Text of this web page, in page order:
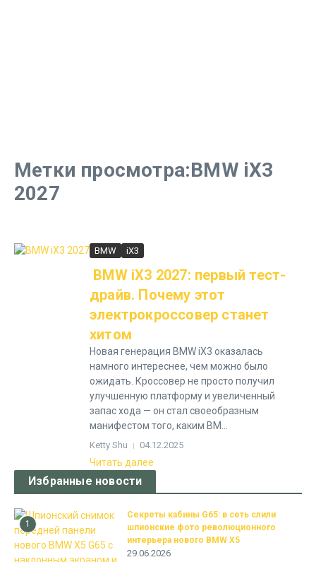
Метки просмотра:BMW iX3
2027
BMW iX3
BMW iX3 2027: первый тест-
драйв. Почему этот
электрокроссовер станет
хитом
Новая генерация BMW iX3 оказалась
намного интереснее, чем можно было
ожидать. Кроссовер не просто получил
улучшенную платформу и увеличенный
запас хода — он стал своеобразным
манифестом того, каким BM...
Ketty Shu 04.12.2025
Читать далее
Избранные новости
1
Секреты кабины G65: в сеть слили
шпионские фото революционного
интерьера нового BMW X5
29.06.2026